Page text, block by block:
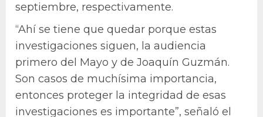
septiembre, respectivamente.
“Ahí se tiene que quedar porque estas
investigaciones siguen, la audiencia
primero del Mayo y de Joaquín Guzmán.
Son casos de muchísima importancia,
entonces proteger la integridad de esas
investigaciones es importante”, señaló el